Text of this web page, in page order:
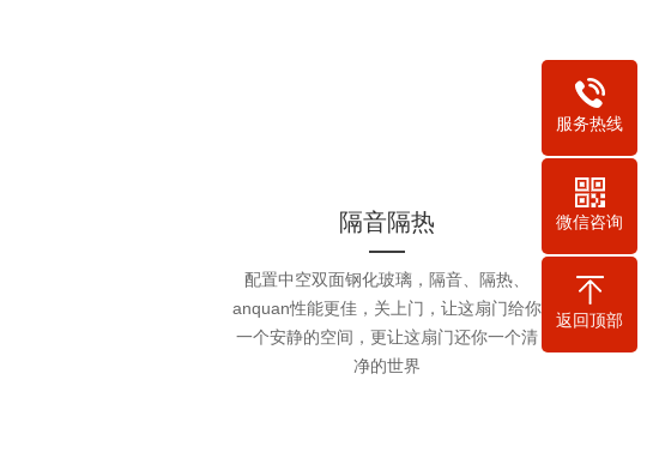
隔音隔热
配置中空双面钢化玻璃，隔音、隔热、
anquan性能更佳，关上门，让这扇门给你
一个安静的空间，更让这扇门还你一个清
净的世界
服务热线
微信咨询
返回顶部